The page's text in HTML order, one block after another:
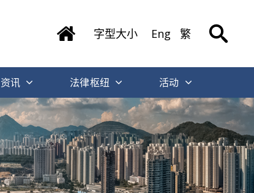
字型大小 Eng 繁
讯 法律枢纽 活动